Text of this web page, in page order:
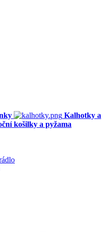
Kalhotky a
košilky a pyžama